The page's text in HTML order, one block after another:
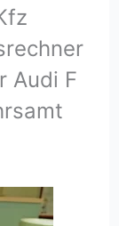
Audi F